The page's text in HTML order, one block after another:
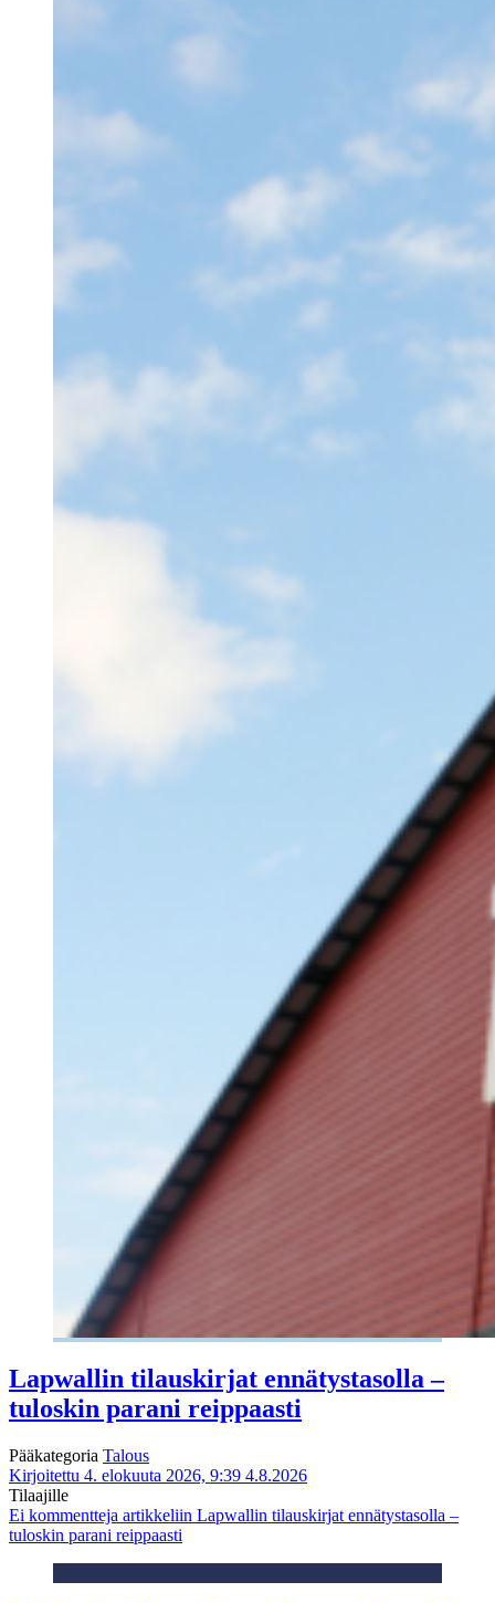
Lapwallin tilauskirjat ennätystasolla –
tuloskin parani reippaasti
Pääkategoria Talous
Kirjoitettu 4. elokuuta 2026, 9:39 4.8.2026
Tilaajille
Ei kommentteja artikkeliin Lapwallin tilauskirjat ennätystasolla –
tuloskin parani reippaasti